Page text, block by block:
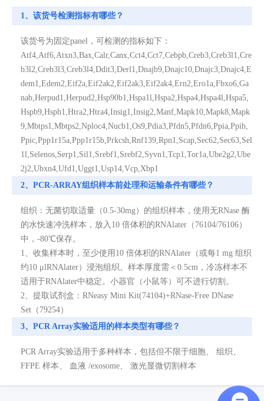
1、该货号检测指标有哪些？
该货号为固定panel，可检测的指标如下：
Atf4,Atf6,Atxn3,Bax,Calr,Canx,Cct4,Cct7,Cebpb,Creb3,Creb3l1,Cre
b3l2,Creb3l3,Creb3l4,Ddit3,Derl1,Dnajb9,Dnajc10,Dnajc3,Dnajc4,E
dem1,Edem2,Eif2a,Eif2ak2,Eif2ak3,Eif2ak4,Ern2,Ero1a,Fbxo6,Ga
nab,Herpud1,Herpud2,Hsp90b1,Hspa1l,Hspa2,Hspa4,Hspa4l,Hspa5,
Hspb9,Hsph1,Htra2,Htra4,Insig1,Insig2,Manf,Mapk10,Mapk8,Mapk
9,Mbtps1,Mbtps2,Nploc4,Nucb1,Os9,Pdia3,Pfdn5,Pfdn6,Ppia,Ppib,
Ppic,Ppp1r15a,Ppp1r15b,Prkcsh,Rnf139,Rpn1,Scap,Sec62,Sec63,Sel
1l,Selenos,Serp1,Sil1,Srebf1,Srebf2,Syvn1,Tcp1,Tor1a,Ube2g2,Ube
2j2,Ubxn4,Ufd1,Uggt1,Usp14,Vcp,Xbp1
2、PCR-ARRAY组织样本前处理和运输条件有哪些？
组织：无菌切取适量（0.5-30mg）的组织样本，使用无RNase 酶
的水快速冲洗样本，放入10 倍体积的RNAlater（76104/76106）
中，-80℃保存。
1、收集样本时，至少使用10 倍体积的RNAlater（或每1 mg 组织
约10 μlRNAlater）浸泡组织。样本厚度需＜0.5cm，冷冻样本不
适用于RNAlater中稳定。小器官（小鼠等）可不进行切割。
2、提取试剂盒：RNeasy Mini Kit(74104)+RNase-Free DNase
Set（79254）
3、PCR Array实验适用的样本类型有哪些？
PCR Array实验适用于多种样本，包括但不限于细胞、 组织、
FFPE 样本、 血液 /exosome、 激光显微切割样本